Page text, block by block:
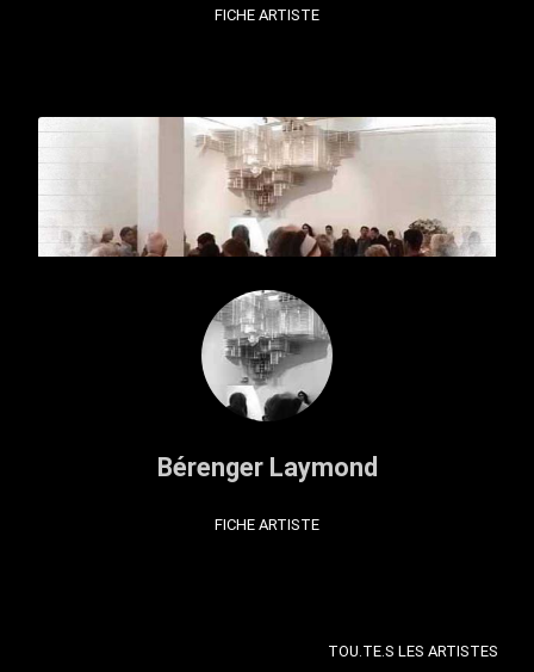
FICHE ARTISTE
Bérenger Laymond
FICHE ARTISTE
TOU.TE.S LES ARTISTES